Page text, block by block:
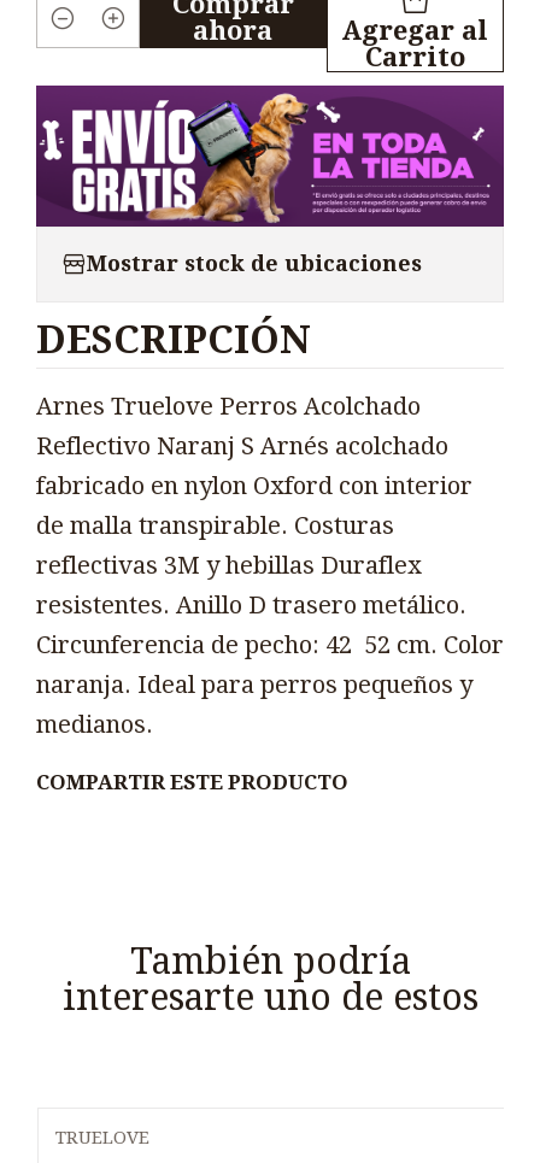
Cantidad
Agregar al
Carrito
ahora
Mostrar stock de ubicaciones
DESCRIPCIÓN
Arnes Truelove Perros Acolchado
Reflectivo Naranj S Arnés acolchado
fabricado en nylon Oxford con interior
de malla transpirable. Costuras
reflectivas 3M y hebillas Duraflex
resistentes. Anillo D trasero metálico.
Circunferencia de pecho: 42  52 cm. Color
naranja. Ideal para perros pequeños y
medianos.
COMPARTIR ESTE PRODUCTO
También podría
interesarte uno de estos
TRUELOVE